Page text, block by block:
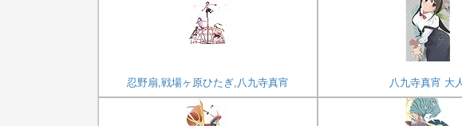
忍野扇,戦場ヶ原ひたぎ,八九寺真宵 八九寺真宵 大